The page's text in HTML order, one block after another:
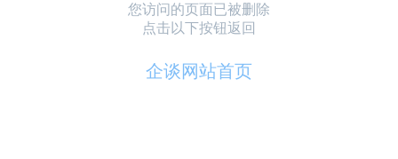
您访问的页面已被删除
点击以下按钮返回
企谈网站首页